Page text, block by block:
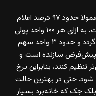
نرخ بازگشت به بازیکن یا RTP در آویاتور معمولا حدود ۹۷ درصد اعلام
می‌شود؛ یعنی به‌طور میانگین و در بلندمدت، به ازای هر ۱۰۰ واحد پولی
که وارد بازی می‌شود، حدود ۹۷ واحد بازمی‌گردد و حدود ۳ واحد سهم
پیش‌فرض سازنده است و
تنظیم کنند، بنابراین نرخ
۹۷ درصد فرض شود. حتی در بهترین حالت
بلک جک که خانه‌برد بسیار